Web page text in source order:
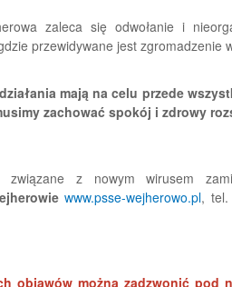
zaleca się odwołanie i
przewidywane jest zgromadzenie
mają na celu przede
zachować spokój i zdrowy
związane z nowym wirusem
www.psse-wejherowo.pl,
objawów można zadzwonić pod